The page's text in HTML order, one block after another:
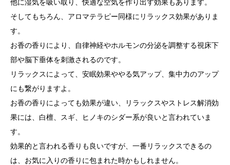
他に湿気を吸い取り、快適な空気を作り出す効果もあります。
そしてもちろん、アロマテラピー同様にリラックス効果がありま
す。
お香の香りにより、自律神経やホルモンの分泌を調整する視床下
部や脳下垂体を刺激されるのです。
リラックスによって、安眠効果ややる気アップ、集中力のアップ
にも繋がりますよ。
お香の香りによっても効果が違い、リラックスやストレス解消効
果には、白檀、スギ、ヒノキのシダー系が良いと言われていま
す。
効果的と言われる香りも良いですが、一番リラックスできるの
は、お気に入りの香りに包まれた時かもしれません。